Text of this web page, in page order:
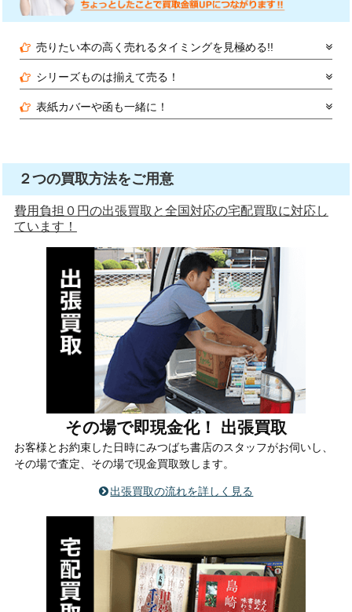
売りたい本の高く売れるタイミングを見極める!!
シリーズものは揃えて売る！
表紙カバーや函も一緒に！
２つの買取方法をご用意
費用負担０円の出張買取と全国対応の宅配買取に対応し
ています！
その場で即現金化！ 出張買取
お客様とお約束した日時にみつばち書店のスタッフがお伺いし、
その場で査定、その場で現金買取致します。
出張買取の流れを詳しく見る